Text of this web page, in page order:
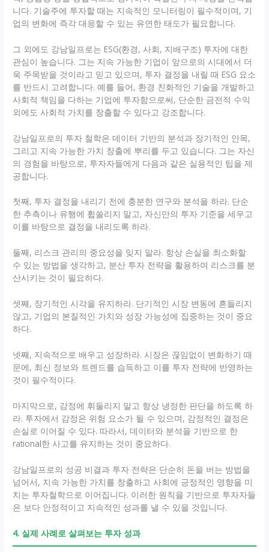
니다. 기술주에 투자할 때는 지속적인 모니터링이 필수적이며, 기
업의 변화에 즉각 대응할 수 있는 유연한 태도가 필요합니다.
그 외에도 강남일프로는 ESG(환경, 사회, 지배구조) 투자에 대한
관심이 높습니다. 그는 지속 가능한 기업이 앞으로의 시대에서 더
욱 주목받을 것이라고 믿고 있으며, 투자 결정을 내릴 때 ESG 요소
를 반드시 고려합니다. 예를 들어, 환경 친화적인 기술을 개발하고
사회적 책임을 다하는 기업에 투자함으로써, 단순한 금전적 수익
외에도 사회적 가치를 창출할 수 있다고 강조합니다.
강남일프로의 투자 철학은 데이터 기반의 분석과 장기적인 안목,
그리고 지속 가능한 가치 창출에 뿌리를 두고 있습니다. 그는 자신
의 경험을 바탕으로, 투자자들에게 다음과 같은 실용적인 팁을 제
공합니다.
첫째, 투자 결정을 내리기 전에 충분한 연구와 분석을 하라. 단순
한 추측이나 유행에 휩쓸리지 말고, 자신만의 투자 기준을 세우고
이를 바탕으로 결정을 내리도록 하라.
둘째, 리스크 관리의 중요성을 잊지 말라. 항상 손실을 최소화할
수 있는 방법을 생각하고, 분산 투자 전략을 활용하여 리스크를 분
산시키는 것이 필요하다.
셋째, 장기적인 시각을 유지하라. 단기적인 시장 변동에 흔들리지
않고, 기업의 본질적인 가치와 성장 가능성에 집중하는 것이 중요
하다.
넷째, 지속적으로 배우고 성장하라. 시장은 끊임없이 변화하기 때
문에, 최신 정보와 트렌드를 습득하고 이를 투자 전략에 반영하는
것이 필수적이다.
마지막으로, 감정에 휘둘리지 말고 항상 냉정한 판단을 하도록 하
라. 투자에서 감정은 위험 요소가 될 수 있으며, 감정적인 결정은
손실로 이어질 수 있다. 따라서, 데이터와 분석을 기반으로 한
rational한 사고를 유지하는 것이 중요하다.
강남일프로의 성공 비결과 투자 전략은 단순히 돈을 버는 방법을
넘어서, 지속 가능한 가치를 창출하고 사회에 긍정적인 영향을 미
치는 투자철학으로 이어집니다. 이러한 원칙을 기반으로 투자자들
은 보다 안정적이고 지속적인 성과를 낼 수 있을 것입니다.
4. 실제 사례로 살펴보는 투자 성과